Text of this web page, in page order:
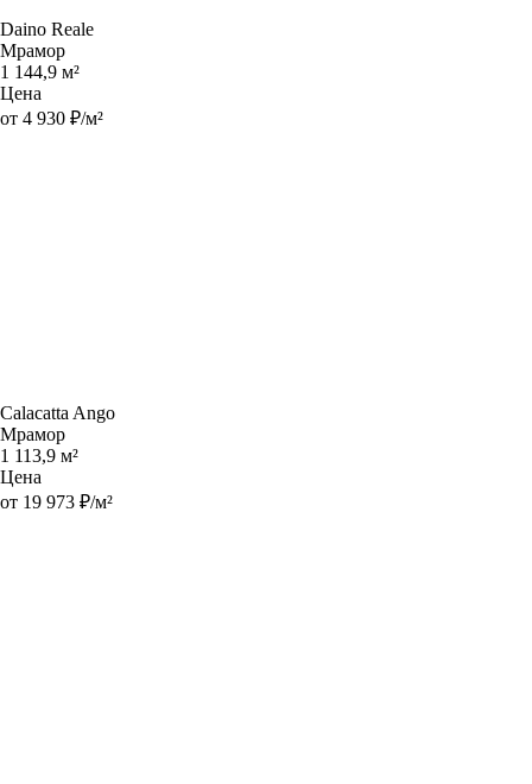
Daino Reale
Мрамор
1 144,9 м²
Цена
от 4 930 ₽/м²
Calacatta Ango
Мрамор
1 113,9 м²
Цена
от 19 973 ₽/м²